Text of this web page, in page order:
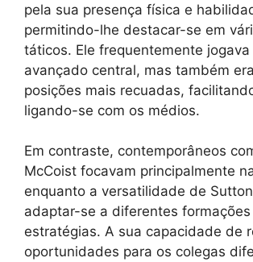
pela sua presença física e
permitindo-lhe destacar-se em
táticos. Ele frequentemente jogava
avançado central, mas também
posições mais recuadas,
ligando-se com os médios.
Em contraste, contemporâneos
McCoist focavam principalmente
enquanto a versatilidade de
adaptar-se a diferentes formações
estratégias. A sua capacidade de
oportunidades para os colegas